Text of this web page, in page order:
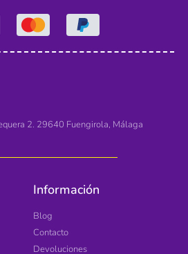
2. 29640 Fuengirola, Málaga
Información
Blog
Contacto
Devoluciones